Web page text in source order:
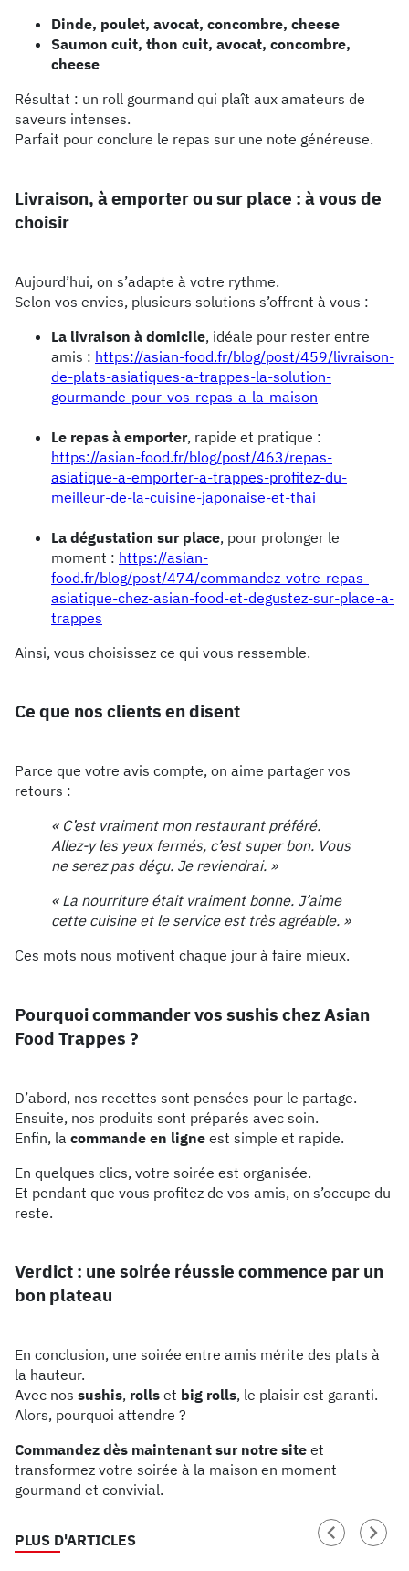
Dinde, poulet, avocat, concombre, cheese
Saumon cuit, thon cuit, avocat, concombre,
cheese
Résultat : un roll gourmand qui plaît aux amateurs de
saveurs intenses.
Parfait pour conclure le repas sur une note généreuse.
Livraison, à emporter ou sur place : à vous de
choisir
Aujourd’hui, on s’adapte à votre rythme.
Selon vos envies, plusieurs solutions s’offrent à vous :
La livraison à domicile, idéale pour rester entre
amis : https://asian-food.fr/blog/post/459/livraison-
de-plats-asiatiques-a-trappes-la-solution-
gourmande-pour-vos-repas-a-la-maison
Le repas à emporter, rapide et pratique :
https://asian-food.fr/blog/post/463/repas-
asiatique-a-emporter-a-trappes-profitez-du-
meilleur-de-la-cuisine-japonaise-et-thai
La dégustation sur place, pour prolonger le
moment : https://asian-
food.fr/blog/post/474/commandez-votre-repas-
asiatique-chez-asian-food-et-degustez-sur-place-a-
trappes
Ainsi, vous choisissez ce qui vous ressemble.
Ce que nos clients en disent
Parce que votre avis compte, on aime partager vos
retours :
« C’est vraiment mon restaurant préféré.
Allez-y les yeux fermés, c’est super bon. Vous
ne serez pas déçu. Je reviendrai. »
« La nourriture était vraiment bonne. J’aime
cette cuisine et le service est très agréable. »
Ces mots nous motivent chaque jour à faire mieux.
Pourquoi commander vos sushis chez Asian
Food Trappes ?
D’abord, nos recettes sont pensées pour le partage.
Ensuite, nos produits sont préparés avec soin.
Enfin, la commande en ligne est simple et rapide.
En quelques clics, votre soirée est organisée.
Et pendant que vous profitez de vos amis, on s’occupe du
reste.
Verdict : une soirée réussie commence par un
bon plateau
En conclusion, une soirée entre amis mérite des plats à
la hauteur.
Avec nos sushis, rolls et big rolls, le plaisir est garanti.
Alors, pourquoi attendre ?
Commandez dès maintenant sur notre site et
transformez votre soirée à la maison en moment
gourmand et convivial.
PLUS D'ARTICLES